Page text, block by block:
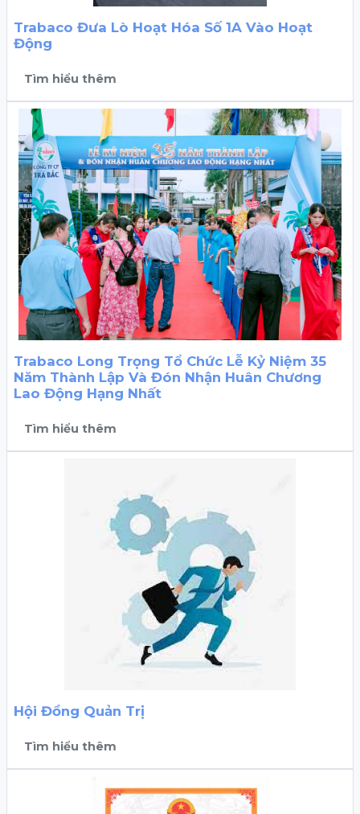
Trabaco Đưa Lò Hoạt Hóa Số 1A Vào Hoạt
Động
Tìm hiểu thêm
Trabaco Long Trọng Tổ Chức Lễ Kỷ Niệm 35
Năm Thành Lập Và Đón Nhận Huân Chương
Lao Động Hạng Nhất
Tìm hiểu thêm
Hội Đồng Quản Trị
Tìm hiểu thêm